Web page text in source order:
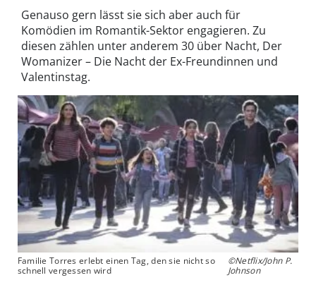
Genauso gern lässt sie sich aber auch für
Komödien im Romantik-Sektor engagieren. Zu
diesen zählen unter anderem 30 über Nacht, Der
Womanizer – Die Nacht der Ex-Freundinnen und
Valentinstag.
Familie Torres erlebt einen Tag, den sie nicht so
schnell vergessen wird
©Netflix/John P.
Johnson